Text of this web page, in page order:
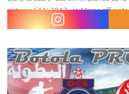
nations CAN 2017 , le Maroc
le jeudi 12 NOVEMBRE 2015...